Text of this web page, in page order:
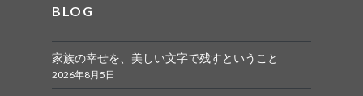
BLOG
家族の幸せを、美しい文字で残すということ
2026年8月5日